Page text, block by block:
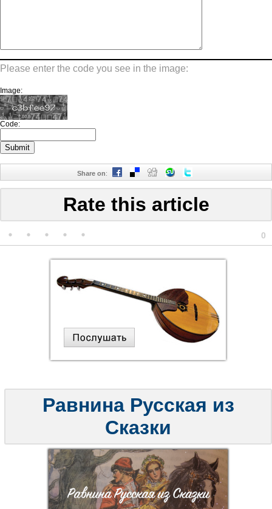
Please enter the code you see in the image:
Image:
Code:
Share on:
Rate this article
0
Равнина Русская из
Сказки